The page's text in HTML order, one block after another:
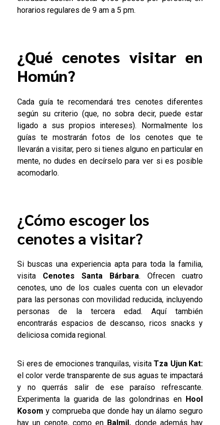
horarios regulares de 9 am a 5 pm.
¿Qué cenotes visitar en
Homún?
Cada guía te recomendará tres cenotes diferentes
según su criterio (que, no sobra decir, puede estar
ligado a sus propios intereses). Normalmente los
guías te mostrarán fotos de los cenotes que te
llevarán a visitar, pero si tienes alguno en particular en
mente, no dudes en decírselo para ver si es posible
acomodarlo.
¿Cómo escoger los
cenotes a visitar?
Si buscas una experiencia apta para toda la familia,
visita Cenotes Santa Bárbara. Ofrecen cuatro
cenotes, uno de los cuales cuenta con un elevador
para las personas con movilidad reducida, incluyendo
personas de la tercera edad. Aquí también
encontrarás espacios de descanso, ricos snacks y
deliciosa comida regional.
Si eres de emociones tranquilas, visita Tza Ujun Kat:
el color verde transparente de sus aguas te impactará
y no querrás salir de ese paraíso refrescante.
Experimenta la guarida de las golondrinas en Hool
Kosom y comprueba que donde hay un álamo seguro
hay un cenote, como en Balmil, donde además hay